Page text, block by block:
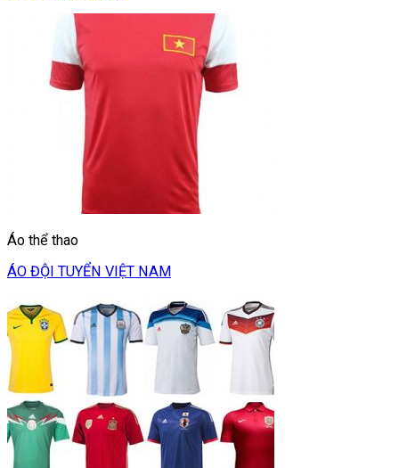
Áo thể thao
ÁO ĐỘI TUYỂN VIỆT NAM